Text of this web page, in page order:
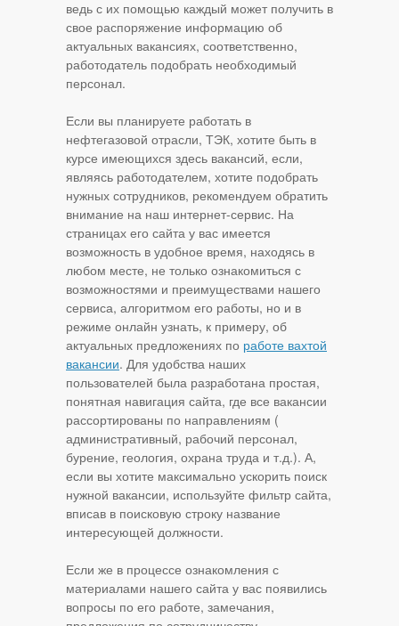
ведь с их помощью каждый может получить в
свое распоряжение информацию об
актуальных вакансиях, соответственно,
работодатель подобрать необходимый
персонал.
Если вы планируете работать в
нефтегазовой отрасли, ТЭК, хотите быть в
курсе имеющихся здесь вакансий, если,
являясь работодателем, хотите подобрать
нужных сотрудников, рекомендуем обратить
внимание на наш интернет-сервис. На
страницах его сайта у вас имеется
возможность в удобное время, находясь в
любом месте, не только ознакомиться с
возможностями и преимуществами нашего
сервиса, алгоритмом его работы, но и в
режиме онлайн узнать, к примеру, об
актуальных предложениях по работе вахтой
вакансии. Для удобства наших
пользователей была разработана простая,
понятная навигация сайта, где все вакансии
рассортированы по направлениям (
административный, рабочий персонал,
бурение, геология, охрана труда и т.д.). А,
если вы хотите максимально ускорить поиск
нужной вакансии, используйте фильтр сайта,
вписав в поисковую строку название
интересующей должности.
Если же в процессе ознакомления с
материалами нашего сайта у вас появились
вопросы по его работе, замечания,